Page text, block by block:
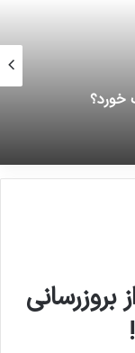
خورد؟
بروزرسانی